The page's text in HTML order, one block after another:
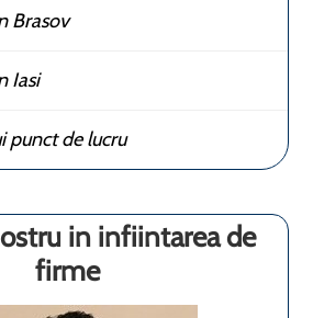
Brasov
Iasi
punct de lucru
in infiintarea de
firme